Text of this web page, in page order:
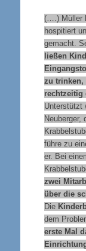
(….) Müller
hospitiert
gemacht.
ließen
zu trinken,
rechtzeitig
Unterstützt
Neuberger,
führe zu
er. Bei
zwei
über die
Die
dem
erste Mal